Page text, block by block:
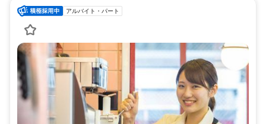
アルバイト・パート